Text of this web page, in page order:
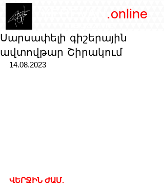
.online
Սարսափելի գիշերային
ավտովթար Շիրակում
14.08.2023
ՎԵՐՋԻՆ ԺԱՄ.